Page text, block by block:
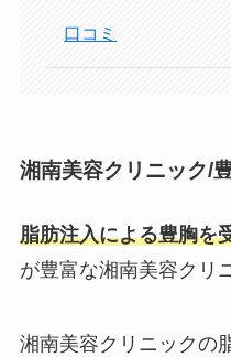
口コミ
湘南美容クリニック/
脂肪注入による豊胸を
が豊富な湘南美容クリ
湘南美容クリニックの